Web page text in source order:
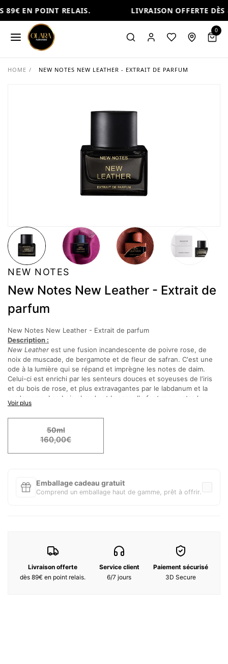
89€ EN POINT RELAIS. LIVRAISON OFFERTE
0
HOME / NEW NOTES NEW LEATHER - EXTRAIT DE PARFUM
NEW NOTES
New Notes New Leather - Extrait de
parfum
New Notes New Leather - Extrait de parfum
Description :
New Leather est une fusion incandescente de poivre rose, de
noix de muscade, de bergamote et de fleur de safran. C'est une
ode à la lumière qui se répand et imprègne les notes de daim.
Celui-ci est enrichi par les senteurs douces et soyeuses de l'iris
et du bois de rose, et plus extravagantes par le labdanum et la
cardamome. Les bois chauds et la cannelle font rage entre le
patchouli et le vétiver, enveloppés par les notes profondes et
mystérieuses du cypriol et du baume de gurjum.
Notes Olfactives :
Notes de tête : Bergamote, fleur de safran, poivre rose, muscade
Notes decoeur : Iris, Labdanum, Cardamome, Bois de rose
Ingrédients:
Voir plus
50ml
160,00€
Emballage cadeau gratuit
Comprend un emballage haut de gamme, prêt à offrir.
Livraison offerte
dès 89€ en point relais.
Service client
6/7 jours
Paiement sécurisé
3D Secure